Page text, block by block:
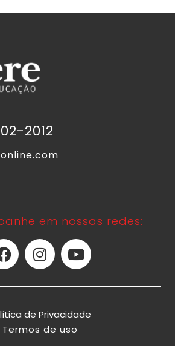
2012
em nossas redes:
de Privacidade
Termos de uso